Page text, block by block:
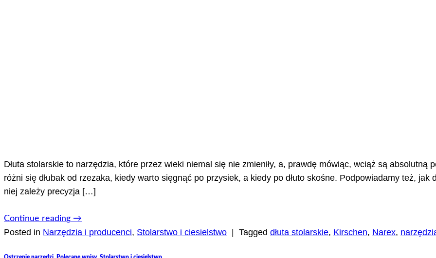
Dłuta stolarskie to narzędzia, które przez wieki niemal się nie zmieniły, a, prawdę mówiąc, wciąż są
różni się dłubak od rzezaka, kiedy warto sięgnąć po przysiek, a kiedy po dłuto skośne. Podpowiadamy też,
niej zależy precyzja […]
Continue reading →
Posted in Narzędzia i producenci, Stolarstwo i ciesielstwo Tagged dłuta stolarskie, Kirschen, Narex,